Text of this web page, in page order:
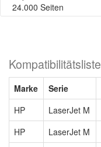
24.000 Seiten
Kompatibilitätsliste
Marke Serie
HP
LaserJet M
HP
LaserJet M